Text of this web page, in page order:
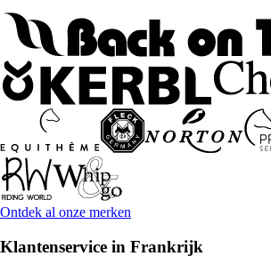
Ontdek al onze merken
Klantenservice in Frankrijk